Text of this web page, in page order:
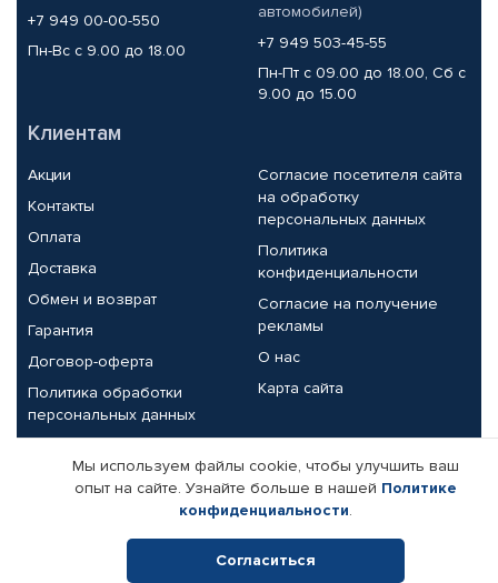
+7 949 00-00-550
Пн-Вс с 9.00 до 18.00
автомобилей)
+7 949 503-45-55
Пн-Пт с 09.00 до 18.00, Сб с
9.00 до 15.00
Клиентам
Акции
Контакты
Оплата
Доставка
Обмен и возврат
Гарантия
Договор-оферта
Политика обработки
персональных данных
Согласие посетителя сайта
на обработку
персональных данных
Политика
конфиденциальности
Согласие на получение
рекламы
О нас
Карта сайта
Партнерам
Корпоративным клиентам
Поставщикам
Реквизиты компании
Мы используем файлы cookie, чтобы улучшить ваш
опыт на сайте. Узнайте больше в нашей Политике
конфиденциальности.
Согласиться